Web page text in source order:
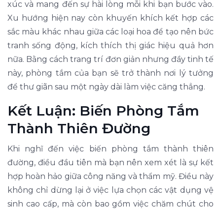
xúc và mang đến sự hài lòng mỗi khi bạn bước vào.
Xu hướng hiện nay còn khuyến khích kết hợp các
sắc màu khác nhau giữa các loại hoa để tạo nên bức
tranh sống động, kích thích thị giác hiệu quả hơn
nữa. Bằng cách trang trí đơn giản nhưng đầy tinh tế
này, phòng tắm của bạn sẽ trở thành nơi lý tưởng
để thư giãn sau một ngày dài làm việc căng thẳng.
Kết Luận: Biến Phòng Tắm
Thành Thiên Đường
Khi nghĩ đến việc biến phòng tắm thành thiên
đường, điều đầu tiên mà bạn nên xem xét là sự kết
hợp hoàn hảo giữa công năng và thẩm mỹ. Điều này
không chỉ dừng lại ở việc lựa chọn các vật dụng vệ
sinh cao cấp, mà còn bao gồm việc chăm chút cho